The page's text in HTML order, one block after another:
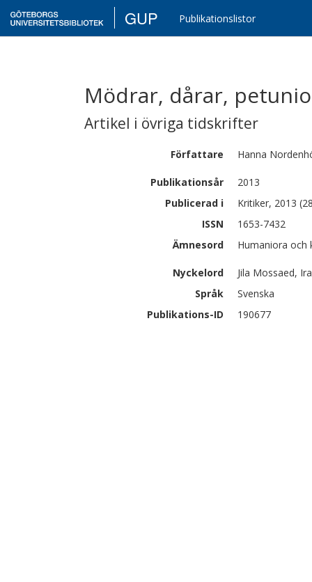
GUP Publikationslistor
Mödrar, dårar,
Artikel i övriga tidskrifter
Författare Hanna
Publikationsår
2013
Publicerad i
Kritiker, 2013
ISSN
1653-7432
Ämnesord
Humaniora
Nyckelord
Jila Mossaed,
Språk
Svenska
Publikations-ID
190677